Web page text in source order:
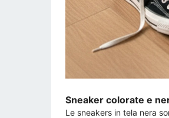
Sneaker colorate e
Le sneakers in tela nera